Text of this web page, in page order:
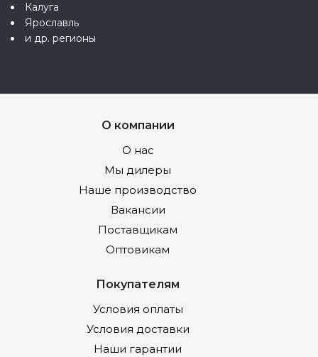
Калуга
Ярославль
и др. регионы
О компании
О нас
Мы дилеры
Наше производство
Вакансии
Поставщикам
Оптовикам
Покупателям
Условия оплаты
Условия доставки
Наши гарантии